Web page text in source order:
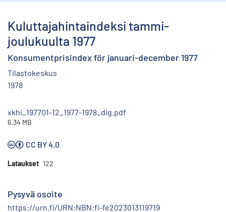
Kuluttajahintaindeksi tammi-
joulukuulta 1977
Konsumentprisindex för januari-december 1977
Tilastokeskus
1978
xkhi_197701-12_1977-1978_dig.pdf
6.34 MB
CC BY 4.0
Lataukset 122
Pysyvä osoite
https://urn.fi/URN:NBN:fi-fe2023013119719